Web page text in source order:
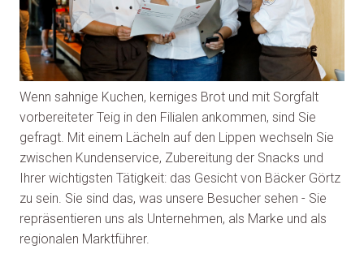
Wenn sahnige Kuchen, kerniges Brot und mit Sorgfalt
vorbereiteter Teig in den Filialen ankommen, sind Sie
gefragt. Mit einem Lächeln auf den Lippen wechseln Sie
zwischen Kundenservice, Zubereitung der Snacks und
Ihrer wichtigsten Tätigkeit: das Gesicht von Bäcker Görtz
zu sein. Sie sind das, was unsere Besucher sehen - Sie
repräsentieren uns als Unternehmen, als Marke und als
regionalen Marktführer.